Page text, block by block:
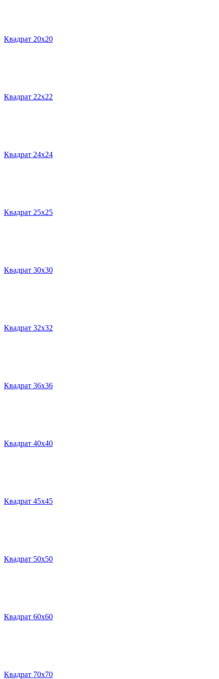
Квадрат 20х20
Квадрат 22х22
Квадрат 24х24
Квадрат 25х25
Квадрат 30х30
Квадрат 32х32
Квадрат 36х36
Квадрат 40х40
Квадрат 45х45
Квадрат 50х50
Квадрат 60х60
Квадрат 70х70